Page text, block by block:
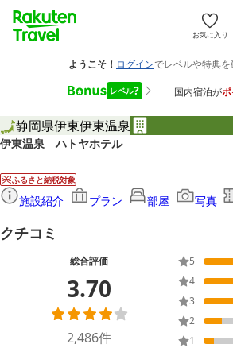
お気に入り
静岡県伊東伊東温泉
伊東温泉 ハトヤホテル
ふるさと納税対象
施設紹介 プラン 部屋 写真
クチコミ
総合評価
3.70
2,486件
5
4
3
2
1